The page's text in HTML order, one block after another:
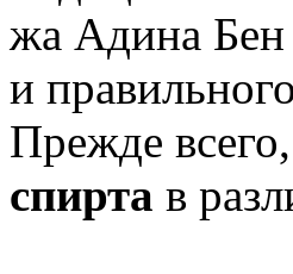
жа Адина Бен
и
Прежде
спирта в